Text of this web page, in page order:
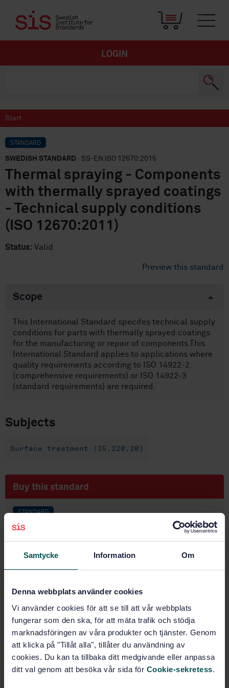
Samtycke Information Om
Denna webbplats använder cookies
Vi använder cookies för att se till att vår webbplats
fungerar som den ska, för att mäta trafik och stödja
marknadsföringen av våra produkter och tjänster. Genom
att klicka på "Tillåt alla", tillåter du användning av
cookies. Du kan ta tillbaka ditt medgivande eller anpassa
ditt val genom att besöka vår sida för Cookie-sekretess.
LOGIN
Start
STANDARD
SWEDISH STANDARD · SS-EN ISO 12670:2015
Thermal spraying - Components
with thermally sprayed coatings
- Technical supply conditions
(ISO 12670:2011)
Status: Valid
Preview this standard
Scope
This International Standard specifes technical supply
conditions for parts with thermally sprayed coatings
for the manufacturing or repair of components.This
International Standard applies to applications where
quality requirements according to ISO 14922-2
(comprehensive requirements) or ISO 14922-3
(standard requirements) are required.
Subjects
Surface treatment (25.220.20)
Buy this standard
STANDARD
SWEDISH STANDARD
Thermal spraying - Components with thermally
sprayed coatings - Technical supply conditions (ISO
Price:789 SEK
PDF
Add to cart
Show more